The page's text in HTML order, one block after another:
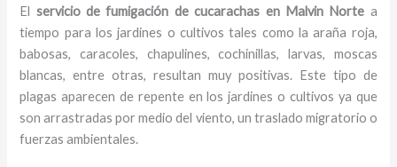
El servicio de fumigación de cucarachas en Malvin Norte a
tiempo para los jardines o cultivos tales como la araña roja,
babosas, caracoles, chapulines, cochinillas, larvas, moscas
blancas, entre otras, resultan muy positivas. Este tipo de
plagas aparecen de repente en los jardines o cultivos ya que
son arrastradas por medio del viento, un traslado migratorio o
fuerzas ambientales.